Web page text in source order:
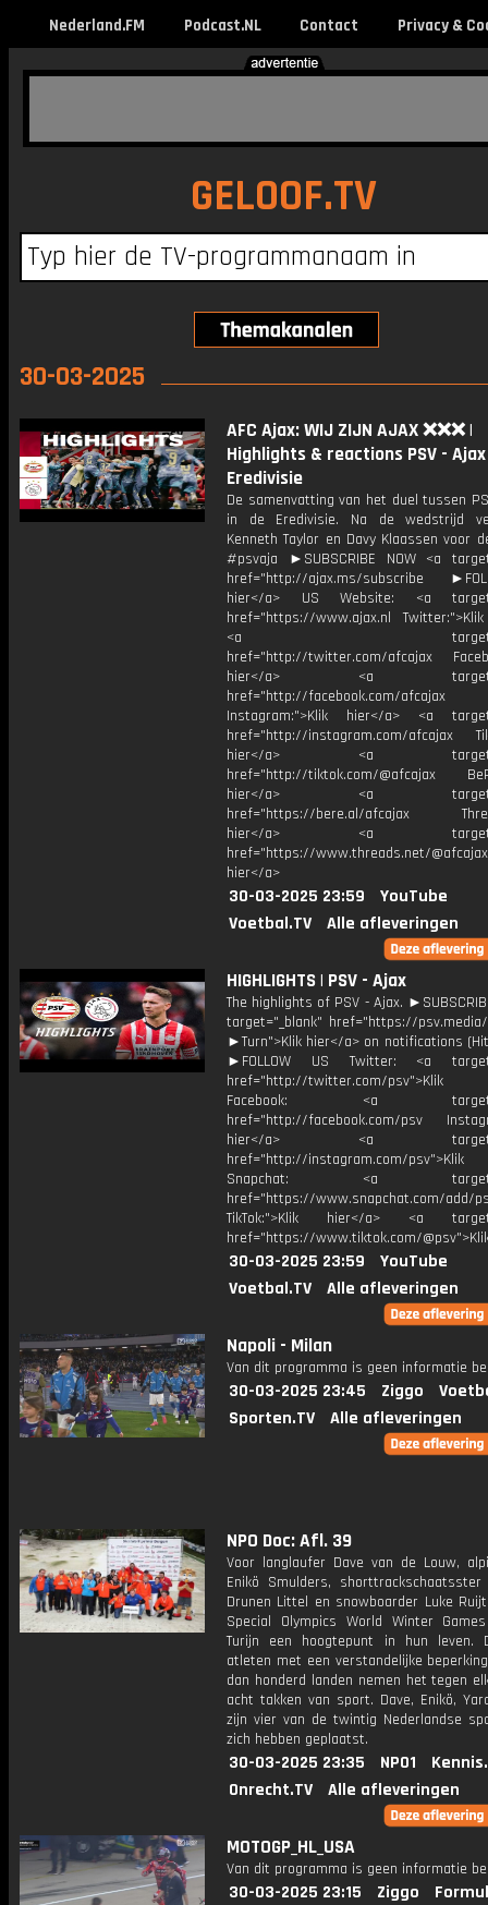
Nederland.FM Podcast.NL Contact Privacy &
GELOOF.TV
30-03-2025
AFC Ajax: WIJ ZIJN AJAX ❌❌❌ |
Highlights & reactions PSV -
Eredivisie
De samenvatting van het duel tussen
in de Eredivisie. Na de wedstrijd
Kenneth Taylor en Davy Klaassen voor
#psvaja ►SUBSCRIBE NOW <a
href="http://ajax.ms/subscribe
hier</a> US Website: <a
href="https://www.ajax.nl
<a
href="http://twitter.com/afcajax
hier</a> <a
href="http://facebook.com/afcajax
Instagram:">Klik hier</a> <a
href="http://instagram.com/afcajax
hier</a> <a
href="http://tiktok.com/@afcajax
hier</a> <a
href="https://bere.al/afcajax
hier</a> <a
href="https://www.threads.net/
hier</a>
30-03-2025 23:59
YouTube
Voetbal.TV
Alle afleveringen
HIGHLIGHTS | PSV - Ajax
The highlights of PSV - Ajax.
target="_blank" href="https://psv.media/
►Turn">Klik hier</a> on notifications
►FOLLOW US Twitter: <a
href="http://twitter.com/psv">Klik
Facebook: <a
href="http://facebook.com/psv
hier</a> <a
href="http://instagram.com/
Snapchat: <a
href="https://www.snapchat.com/add/
TikTok:">Klik hier</a> <a
href="https://www.tiktok.com/
30-03-2025 23:59
YouTube
Voetbal.TV
Alle afleveringen
Napoli - Milan
Van dit programma is geen informatie
30-03-2025 23:45 Ziggo
Sporten.TV
Alle afleveringen
NPO Doc: Afl. 39
Voor langlaufer Dave van de Louw,
Enikö Smulders,
Drunen Littel en snowboarder Luke
Special Olympics World Winter
Turijn een hoogtepunt in hun leven.
atleten met een verstandelijke
dan honderd landen nemen het tegen
acht takken van sport. Dave, Enikö,
zijn vier van de twintig Nederlandse
zich hebben geplaatst.
30-03-2025 23:35 NPO1
Onrecht.TV
Alle afleveringen
MOTOGP_HL_USA
Van dit programma is geen informatie
30-03-2025 23:15 Ziggo